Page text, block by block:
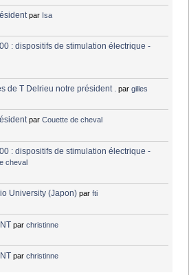
par Isa
: dispositifs de stimulation électrique -
de T Delrieu notre président . pargilles
parCouette de cheval
: dispositifs de stimulation électrique -
cheval
University (Japon) parfti
parchristinne
parchristinne